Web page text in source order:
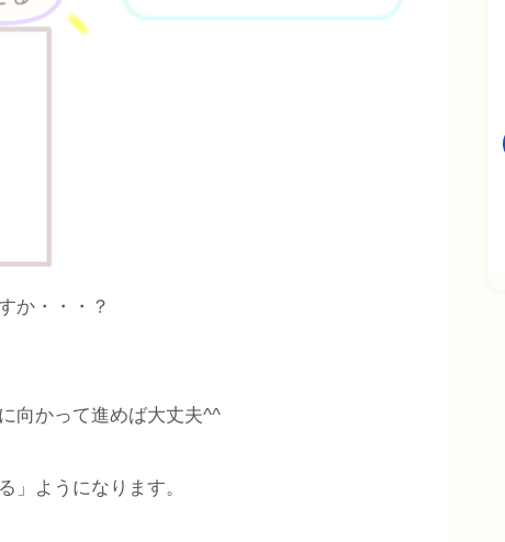
か・・・？
向かって進めば大丈夫^^
」ようになります。